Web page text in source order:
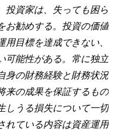
投資家は、失っても困ら
お勧めする。投資の価値
目標を達成できない、
可能性がある。常に独立
身の財務経験と財務状況
来の成果を保証するもの
しうる損失について一切
れている内容は資産運用